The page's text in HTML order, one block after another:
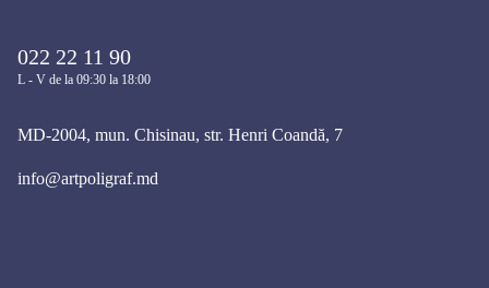
022 22 11 90
L - V de la 09:30 la 18:00
MD-2004, mun. Chisinau, str. Henri Coandă, 7
info@artpoligraf.md